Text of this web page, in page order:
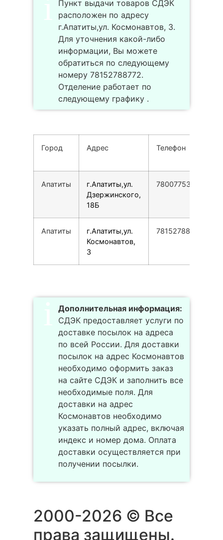
Пункт выдачи товаров СДЭК
расположен по адресу
г.Апатиты,ул. Космонавтов, 3.
Для уточнения какой-либо
информации, Вы можете
обратиться по следующему
номеру 78152788772.
Отделение работает по
следующему графику .
Город Адрес Телефон
Апатиты
г.Апатиты,ул.
Дзержинского,
18Б
78007753553
Апатиты
г.Апатиты,ул.
Космонавтов,
3
78152788772
Дополнительная информация:
СДЭК предоставляет услуги по
доставке посылок на адреса
по всей России. Для доставки
посылок на адрес Космонавтов
необходимо оформить заказ
на сайте СДЭК и заполнить все
необходимые поля. Для
доставки на адрес
Космонавтов необходимо
указать полный адрес, включая
индекс и номер дома. Оплата
доставки осуществляется при
получении посылки.
2000-2026 © Все
права защищены.